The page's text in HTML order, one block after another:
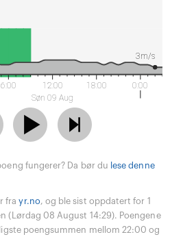
6:00
12:00
Søn 09 Aug
18:00 0:00
3m/s
fungerer? Da bør du lese denne
frayr.no, og ble sist oppdatert for 1
(Lørdag 08 August 14:29). Poengene
poengsummen mellom 22:00 og